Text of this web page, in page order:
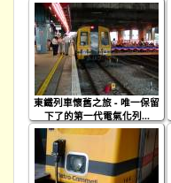
東鐵列車懷舊之旅 - 唯一保留
下了的第一代電氣化列...